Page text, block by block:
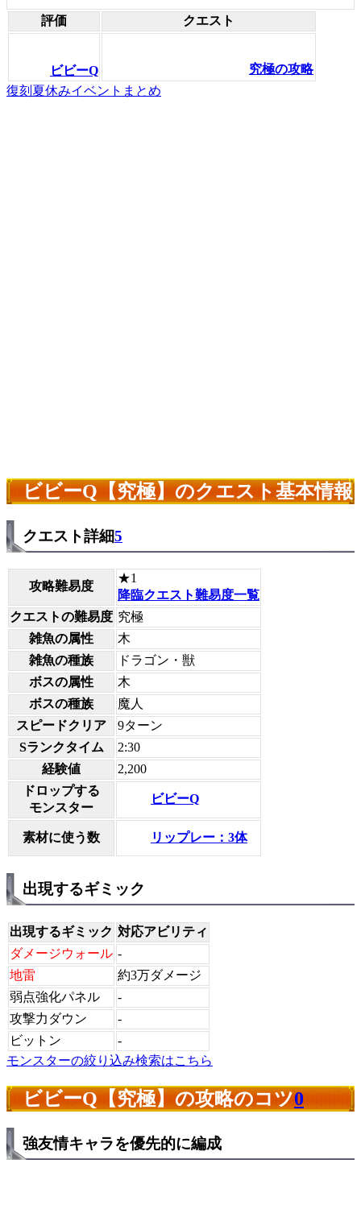
評価 クエスト
ビビーQ
究極の攻略
復刻夏休みイベントまとめ
ビビーQ【究極】のクエスト基本情報
クエスト詳細5
攻略難易度
★1
降臨クエスト難易度一覧
クエストの難易度 究極
雑魚の属性
木
雑魚の種族
ドラゴン・獣
ボスの属性
木
ボスの種族
魔人
スピードクリア
9ターン
Sランクタイム
2:30
経験値
2,200
ドロップする
モンスター
ビビーQ
素材に使う数 リップレー：3体
出現するギミック
出現するギミック 対応アビリティ
ダメージウォール -
地雷
約3万ダメージ
弱点強化パネル
-
攻撃力ダウン
-
ビットン
-
モンスターの絞り込み検索はこちら
ビビーQ【究極】の攻略のコツ0
強友情キャラを優先的に編成